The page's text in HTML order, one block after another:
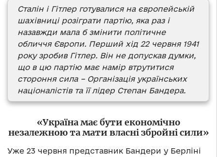
Сталін і Гітлер готувалися на європейській
шахівниці розіграти партію, яка раз і
назавжди мала б змінити політичне
обличчя Європи. Перший хід 22 червня 1941
року зробив Гітлер. Він не допускав думки,
що в цю партію має намір втрутитися
стороння сила – Організація українських
націоналістів та її лідер Степан Бандера.
«Україна має бути економічно
незалежною та мати власні збройні сили»
Уже 23 червня представник Бандери у Берліні